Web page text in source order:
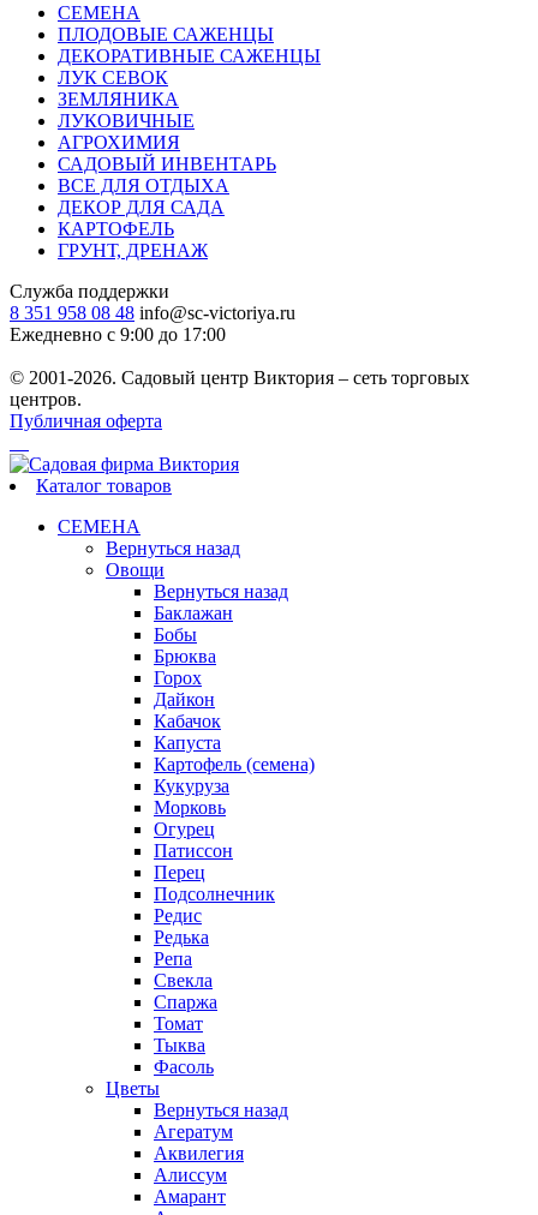
СЕМЕНА
ПЛОДОВЫЕ САЖЕНЦЫ
ДЕКОРАТИВНЫЕ САЖЕНЦЫ
ЛУК СЕВОК
ЗЕМЛЯНИКА
ЛУКОВИЧНЫЕ
АГРОХИМИЯ
САДОВЫЙ ИНВЕНТАРЬ
ВСЕ ДЛЯ ОТДЫХА
ДЕКОР ДЛЯ САДА
КАРТОФЕЛЬ
ГРУНТ, ДРЕНАЖ
Служба поддержки
8 351 958 08 48 info@sc-victoriya.ru
Ежедневно с 9:00 до 17:00
© 2001-2026. Садовый центр Виктория – сеть торговых
центров.
Публичная оферта
Каталог товаров
СЕМЕНА
Вернуться назад
Овощи
Вернуться назад
Баклажан
Бобы
Брюква
Горох
Дайкон
Кабачок
Капуста
Картофель (семена)
Кукуруза
Морковь
Огурец
Патиссон
Перец
Подсолнечник
Редис
Редька
Репа
Свекла
Спаржа
Томат
Тыква
Фасоль
Цветы
Вернуться назад
Агератум
Аквилегия
Алиссум
Амарант